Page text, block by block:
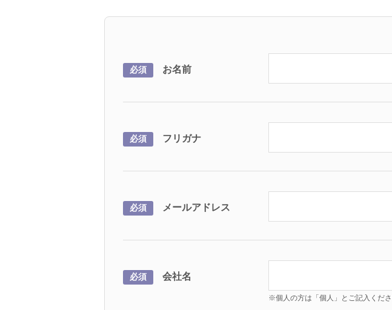
必須 お名前
必須 フリガナ
必須 メールアドレス
必須 会社名
※個人の方は「個人」とご記入くだ